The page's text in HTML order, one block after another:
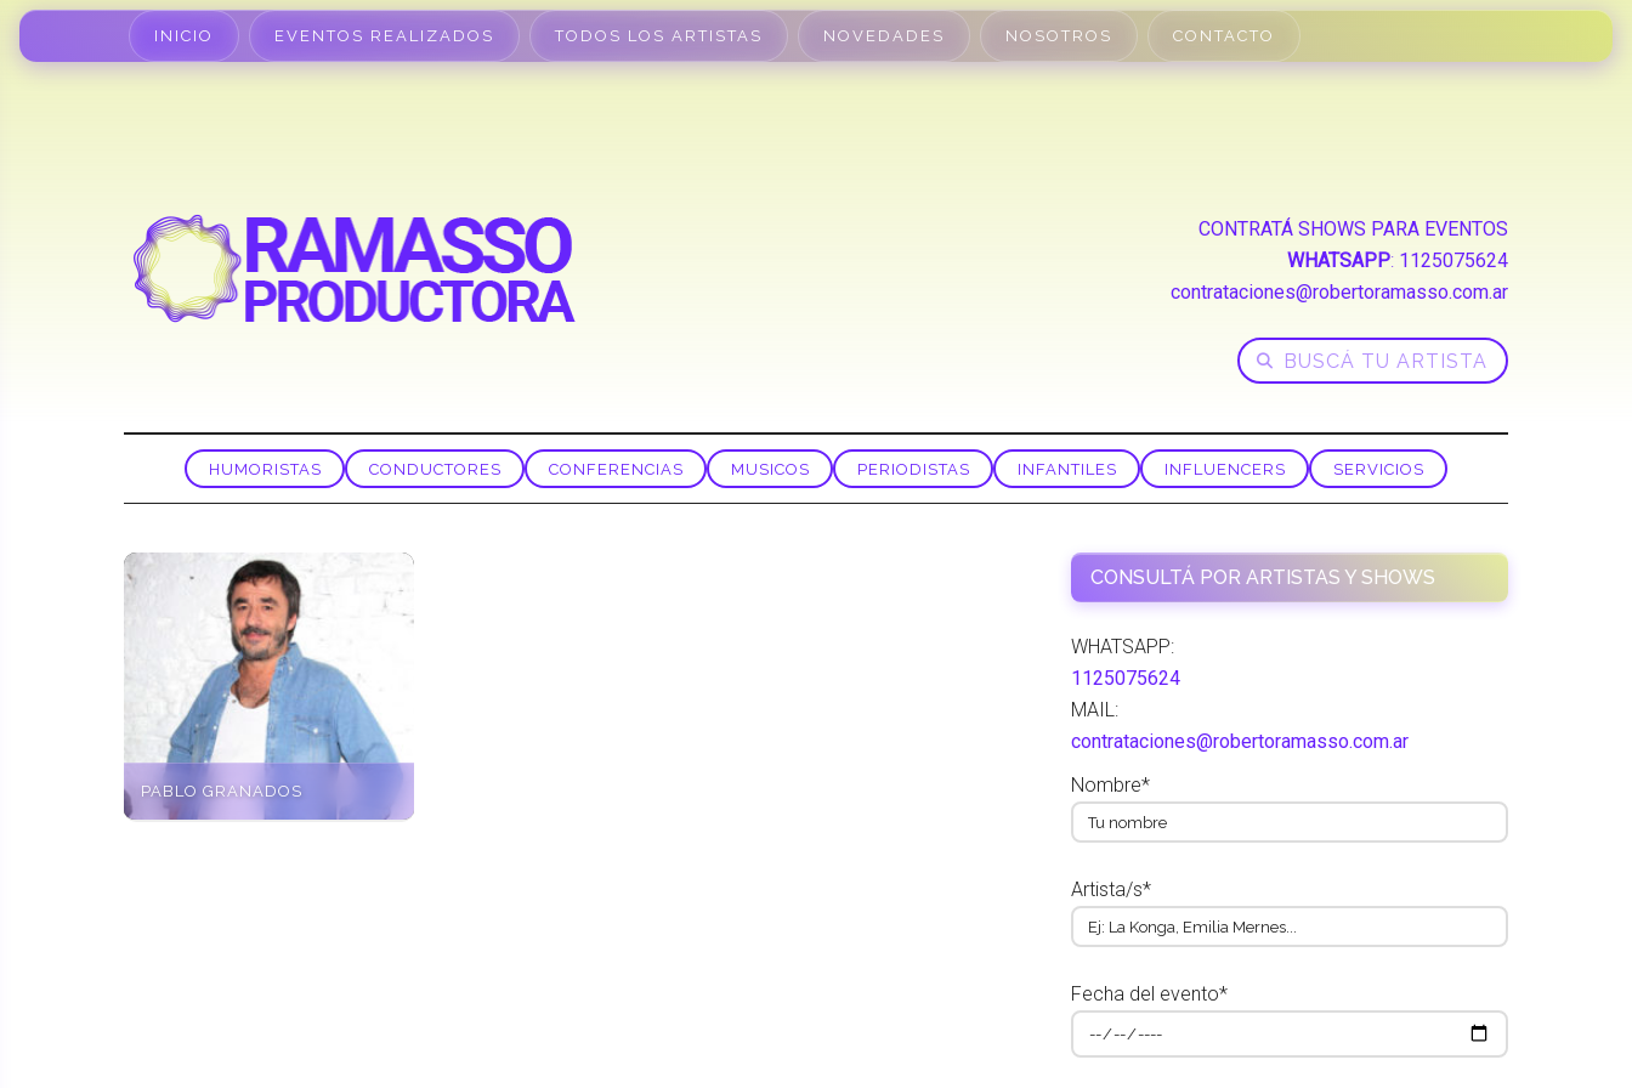
INICIO EVENTOS REALIZADOS TODOS LOS ARTISTAS NOVEDADES NOSOTROS CONTACTO
CONTRATÁ SHOWS PARA EVENTOS
WHATSAPP: 1125075624
contrataciones@robertoramasso.com.ar
HUMORISTAS CONDUCTORES CONFERENCIAS MUSICOS PERIODISTAS INFANTILES INFLUENCERS SERVICIOS
PABLO GRANADOS
CONSULTÁ POR ARTISTAS Y SHOWS
WHATSAPP:
1125075624
MAIL:
contrataciones@robertoramasso.com.ar
Nombre*
Artista/s*
Fecha del evento*